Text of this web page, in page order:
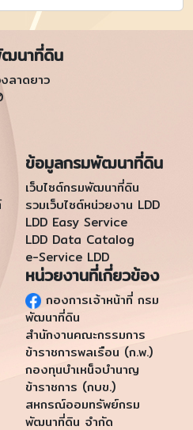
ฒนาที่ดิน
ลาดยาว
ข้อมูลกรมพัฒนาที่ดิน
เว็บไซต์กรมพัฒนาที่ดิน
รวมเว็บไซต์หน่วยงาน LDD
LDD Easy Service
LDD Data Catalog
e-Service LDD
หน่วยงานที่เกี่ยวข้อง
กองการเจ้าหน้าที่ กรม
พัฒนาที่ดิน
สำนักงานคณะกรรมการ
ข้าราชการพลเรือน (ก.พ.)
กองทุนบำเหน็จบำนาญ
ข้าราชการ (กบข.)
สหกรณ์ออมทรัพย์กรม
พัฒนาที่ดิน จำกัด